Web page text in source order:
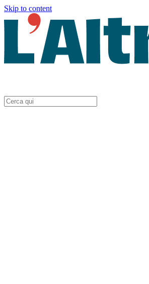
Skip to content